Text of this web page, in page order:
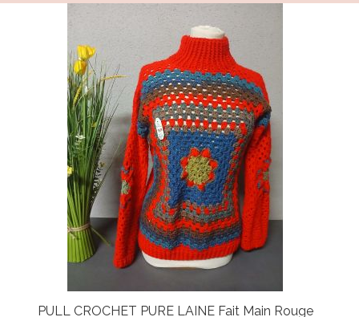
PULL CROCHET PURE LAINE Fait Main Rouge